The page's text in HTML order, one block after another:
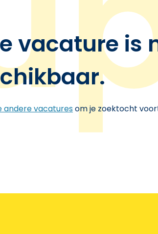
vacature is
andere vacaturesom je zoektocht